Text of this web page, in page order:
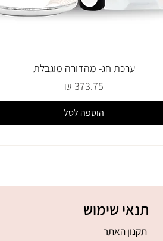
ערכת חג- מהדורה מוגבלת
מחיר
הוספה לסל
תנאי שימוש
תקנון האתר